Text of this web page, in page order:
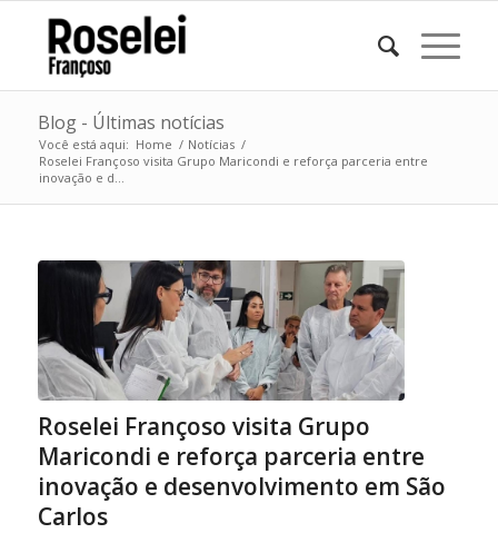
Blog - Últimas notícias
Você está aqui: Home / Notícias /
Roselei Françoso visita Grupo Maricondi e reforça parceria entre
inovação e d...
Roselei Françoso visita Grupo
Maricondi e reforça parceria entre
inovação e desenvolvimento em São
Carlos